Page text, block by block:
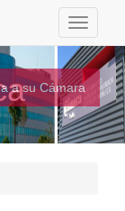
Toggle
a su Cámara